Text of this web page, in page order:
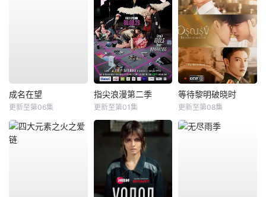
成名在望
更新至第06集
指尖浪漫第二季
更新至第01集
等待黎明破晓时
更新至第08集